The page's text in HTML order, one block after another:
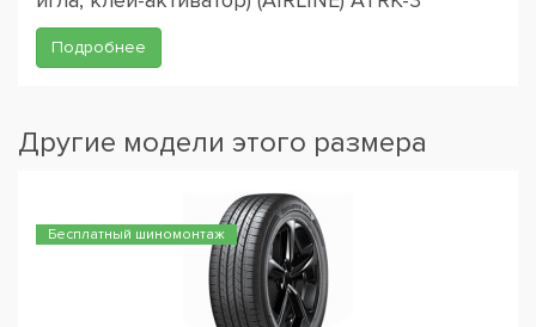
Подробнее
Другие модели этого размера
Бесплатный шиномонтаж